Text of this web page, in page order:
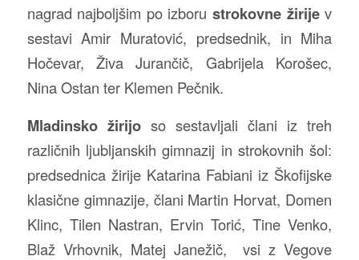
nagrad najboljšim po izborustrokovne žirijev
sestavi Amir Muratović, predsednik, in Miha
Hočevar, Živa Jurančič, Gabrijela Korošec,
Nina Ostan ter Klemen Pečnik.
Mladinsko žirijoso sestavljali člani iz treh
različnih ljubljanskih gimnazij in strokovnih šol:
predsednica žirije Katarina Fabiani iz Škofijske
klasične gimnazije, člani Martin Horvat, Domen
Klinc, Tilen Nastran, Ervin Torić, Tine Venko,
Blaž Vrhovnik, Matej Janežič, vsi z Vegove